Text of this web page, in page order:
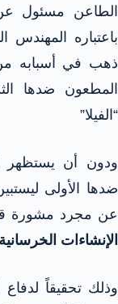
الطاعن مسئول
باعتباره
ذهب في أسبابه
المطعون ضدها
“الفيلا”
ودون أن يستظهر
ضدها الأولى
عن مجرد مشورة
الإنشاءات الخرسانية
وذلك تحقيقاً